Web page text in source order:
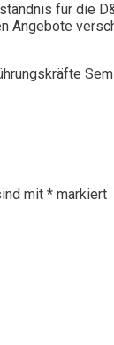
für die
Angebote
mit * markiert